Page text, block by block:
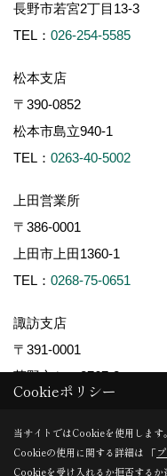
長野市若宮2丁目13-3
TEL： 026-254-5585
松本支店
〒390-0852
松本市島立940-1
TEL： 0263-40-5002
上田営業所
〒386-0001
上田市上田1360-1
TEL： 0268-75-0651
諏訪支店
〒391-0001
茅野市ちの2767-2
0266-78-0881
軽井沢支店
〒389-0111
Cookieポリシー
当サイトではCookieを使用します。
Cookieの使用に関する詳細は 「
Cookieを受け入れるか拒否するか